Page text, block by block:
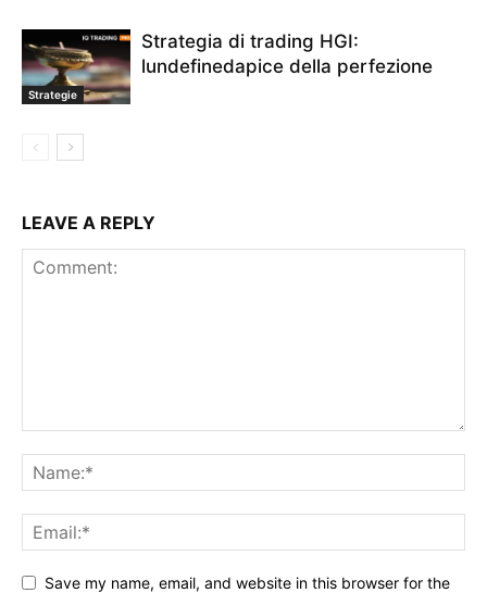
trading di iq option
Strategie
Strategia di trading HGI:
lundefinedapice della perfezione
LEAVE A REPLY
Save my name, email, and website in this browser for the